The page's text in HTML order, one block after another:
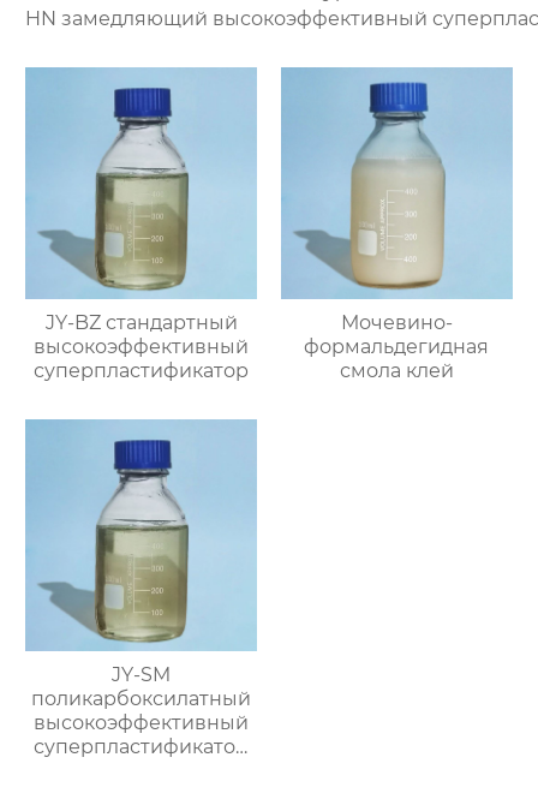
HN замедляющий высокоэффективный
JY-BZ стандартный
высокоэффективный
суперпластификатор
Мочевино-
формальдегидная
смола клей
JY-SM
поликарбоксилатный
высокоэффективный
суперпластификатор